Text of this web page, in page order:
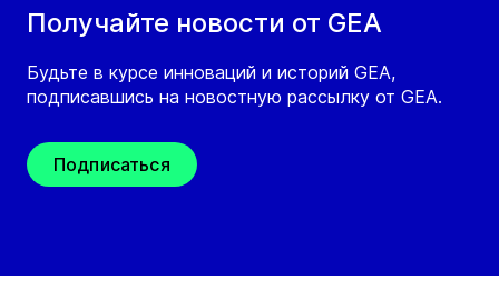
Получайте новости от GEA
Будьте в курсе инноваций и историй GEA,
подписавшись на новостную рассылку от GEA.
Подписаться